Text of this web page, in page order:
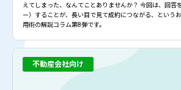
えてしまった、なんてことありませんか？ 今回は、回答
ー）することが、長い目で見て成約につながる、という
用術の解説コラム第8弾です。
不動産会社向け